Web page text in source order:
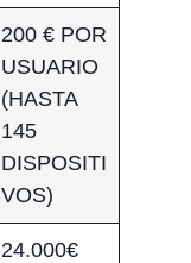
200 € POR
USUARIO
(HASTA
145
DISPOSITI
VOS)
24.000€